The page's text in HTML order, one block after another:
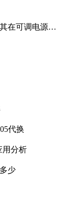
在可调电源设
代换
用分析
少